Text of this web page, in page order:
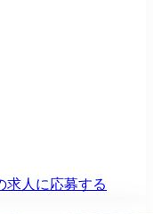
求人に応募する